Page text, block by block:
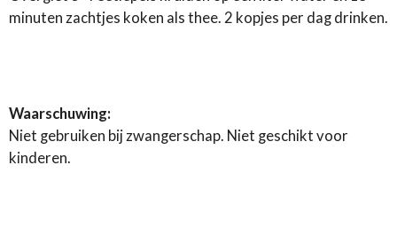
minuten zachtjes koken als thee. 2 kopjes per dag drinken.
Waarschuwing:
Niet gebruiken bij zwangerschap. Niet geschikt voor
kinderen.